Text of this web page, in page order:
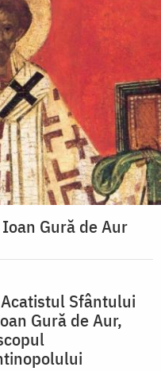
Gură de Aur
Sfântului
Gură de Aur,